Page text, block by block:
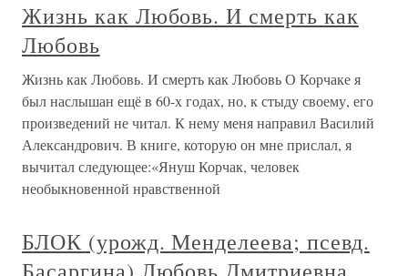
Жизнь как Любовь. И смерть как
Любовь
Жизнь как Любовь. И смерть как Любовь О Корчаке я
был наслышан ещё в 60-х годах, но, к стыду своему, его
произведений не читал. К нему меня направил Василий
Александрович. В книге, которую он мне прислал, я
вычитал следующее:«Януш Корчак, человек
необыкновенной нравственной
БЛОК (урожд. Менделеева; псевд.